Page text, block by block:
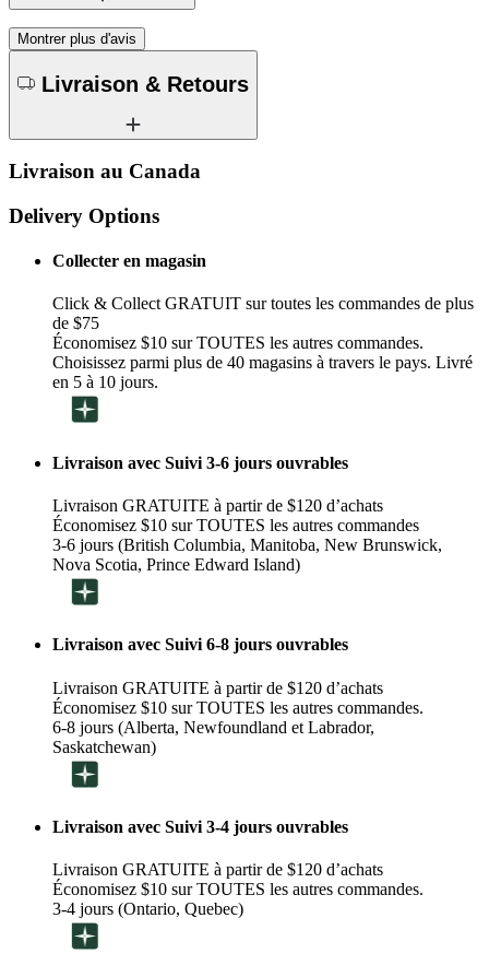
Montrer plus d'avis
Livraison & Retours
Livraison au Canada
Delivery Options
Collecter en magasin
Click & Collect GRATUIT sur toutes les commandes de plus
de $75
Économisez $10 sur TOUTES les autres commandes.
Choisissez parmi plus de 40 magasins à travers le pays. Livré
en 5 à 10 jours.
Livraison avec Suivi 3-6 jours ouvrables
Livraison GRATUITE à partir de $120 d’achats
Économisez $10 sur TOUTES les autres commandes
3-6 jours (British Columbia, Manitoba, New Brunswick,
Nova Scotia, Prince Edward Island)
Livraison avec Suivi 6-8 jours ouvrables
Livraison GRATUITE à partir de $120 d’achats
Économisez $10 sur TOUTES les autres commandes.
6-8 jours (Alberta, Newfoundland et Labrador,
Saskatchewan)
Livraison avec Suivi 3-4 jours ouvrables
Livraison GRATUITE à partir de $120 d’achats
Économisez $10 sur TOUTES les autres commandes.
3-4 jours (Ontario, Quebec)